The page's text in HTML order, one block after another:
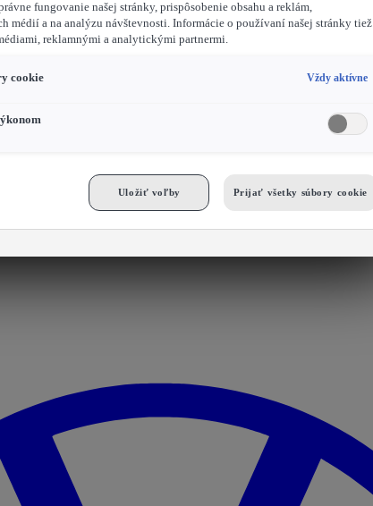
fungovanie našej stránky, prispôsobenie obsahu a reklám,
médií a na analýzu návštevnosti. Informácie o používaní našej stránky tiež
reklamnými a analytickými partnermi.
cookie Vždy aktívne
Uložiť voľby Prijať všetky súbory cookie